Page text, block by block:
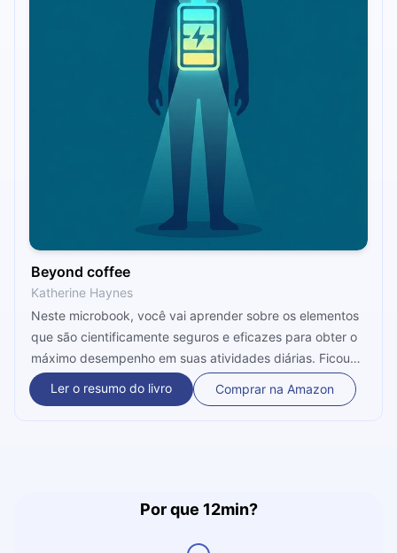
Beyond coffee
Katherine Haynes
Neste microbook, você vai aprender sobre os elementos
que são cientificamente seguros e eficazes para obter o
máximo desempenho em suas atividades diárias. Ficou
interessado? Então, ouça, em apenas 12 minutos, como
obter a energia necessária para ter sempre um alto
Ler o resumo do livro Comprar na Amazon
Por que 12min?